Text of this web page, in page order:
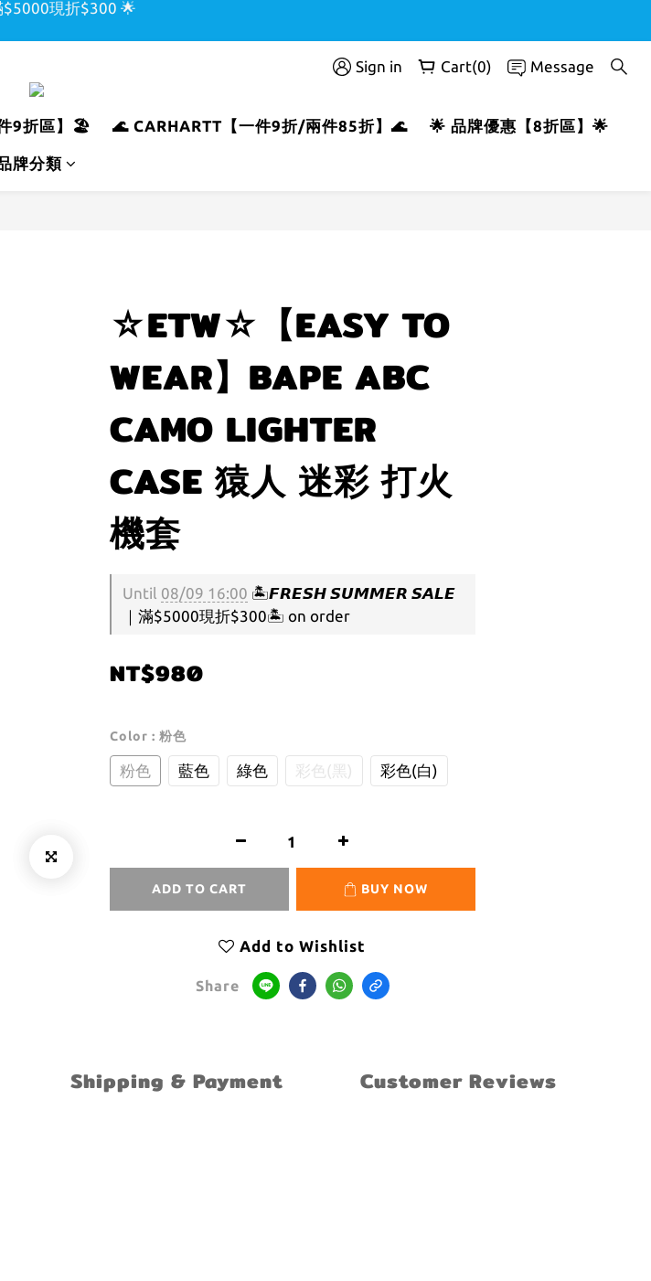
$5000現折$300 🌟
Sign in Cart(0) Message
9折區】🏖️ 🌊 CARHARTT【一件9折/兩件85折】🌊 🌟 品牌優惠【8折區】🌟
牌分類
☆ETW☆【EASY TO
WEAR】BAPE ABC
CAMO LIGHTER
CASE 猿人 迷彩 打火
機套
Until 08/09 16:00 🏝️𝙁𝙍𝙀𝙎𝙃 𝙎𝙐𝙈𝙈𝙀𝙍 𝙎𝘼𝙇𝙀
｜滿$5000現折$300🏝️ on order
NT$980
Color : 粉色
粉色 藍色 綠色 彩色(黑) 彩色(白)
ADD TO CART BUY NOW
Add to Wishlist
Share
Shipping & Payment Customer Reviews